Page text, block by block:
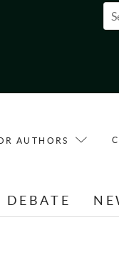
AUTHORS
DEBATE